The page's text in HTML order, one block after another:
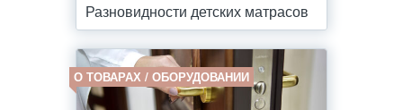
Разновидности детских матрасов
О ТОВАРАХ / ОБОРУДОВАНИИ